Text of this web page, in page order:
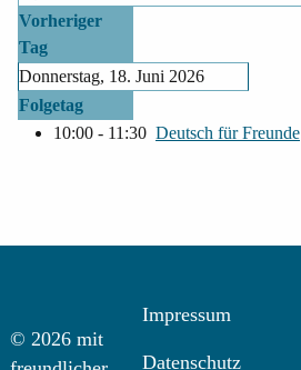
Vorheriger
Tag
Donnerstag, 18. Juni 2026
Folgetag
10:00 - 11:30 Deutsch für Freunde
© 2026 mit
Impressum
Datenschutz